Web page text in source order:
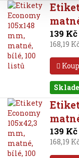
139 Kč
168,19
139 Kč
168,19